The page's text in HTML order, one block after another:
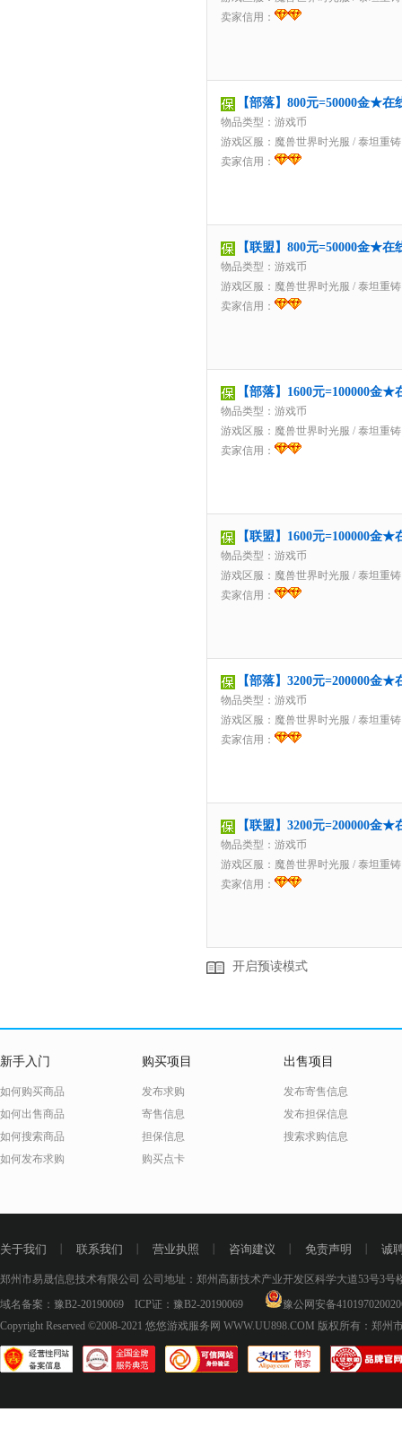
卖家信用：
【部落】800元=50000金★
物品类型：游戏币
游戏区服： 魔兽世界时光服 / 泰坦重铸
卖家信用：
【联盟】800元=50000金★
物品类型：游戏币
游戏区服： 魔兽世界时光服 / 泰坦重铸
卖家信用：
【部落】1600元=100000金
物品类型：游戏币
游戏区服： 魔兽世界时光服 / 泰坦重铸
卖家信用：
【联盟】1600元=100000金
物品类型：游戏币
游戏区服： 魔兽世界时光服 / 泰坦重铸
卖家信用：
【部落】3200元=200000金
物品类型：游戏币
游戏区服： 魔兽世界时光服 / 泰坦重铸
卖家信用：
【联盟】3200元=200000金
物品类型：游戏币
游戏区服： 魔兽世界时光服 / 泰坦重铸
卖家信用：
开启预读模式
新手入门
如何购买商品
如何出售商品
如何搜索商品
如何发布求购
购买项目
发布求购
寄售信息
担保信息
购买点卡
出售项目
发布寄售信息
发布担保信息
搜索求购信息
关于我们 联系我们 营业执照 咨询建议 免责声明 诚
郑州市易晟信息技术有限公司 公司地址：郑州高新技术产业开发区科学大道53号3号
域名备案： 豫B2-20190069 ICP证： 豫B2-20190069
豫公网安备
Copyright Reserved ©2008-2021 悠悠游戏服务网 WWW.UU898.COM 版权所有：郑州